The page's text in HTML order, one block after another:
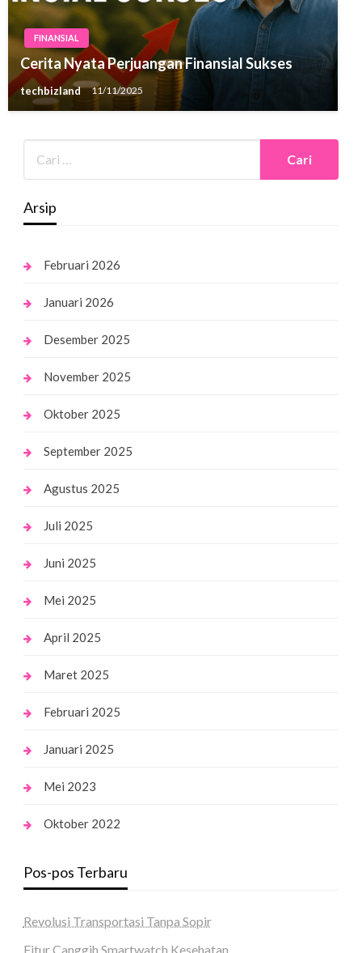
FINANSIAL
Cerita Nyata Perjuangan Finansial Sukses
techbizland 11/11/2025
Arsip
Februari 2026
Januari 2026
Desember 2025
November 2025
Oktober 2025
September 2025
Agustus 2025
Juli 2025
Juni 2025
Mei 2025
April 2025
Maret 2025
Februari 2025
Januari 2025
Mei 2023
Oktober 2022
Pos-pos Terbaru
Revolusi Transportasi Tanpa Sopir
Fitur Canggih Smartwatch Kesehatan